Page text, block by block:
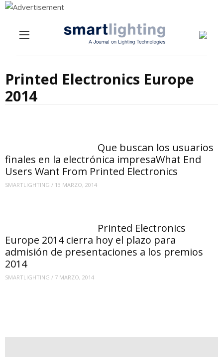
Printed Electronics Europe
2014
Que buscan los usuarios
finales en la electrónica impresaWhat End
Users Want From Printed Electronics
SMARTLIGHTING / 13 MARZO, 2014
Printed Electronics
Europe 2014 cierra hoy el plazo para
admisión de presentaciones a los premios
2014
SMARTLIGHTING / 7 MARZO, 2014